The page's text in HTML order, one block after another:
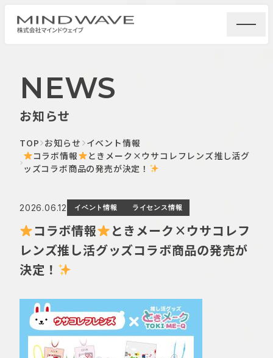
NEWS
お知らせ
TOP お知らせ イベント情報
コラボ情報
ときメーク×ウサコレフレンズ推し活グ
ッズコラボ商品の発売が決定！
2026.06.12 イベント情報 ライセンス情報
コラボ情報
ときメーク×ウサコレフ
レンズ推し活グッズコラボ商品の発売が
決定！